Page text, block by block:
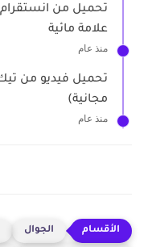
علامة مائية
منذ عام
مجانية)
منذ عام
الجوال